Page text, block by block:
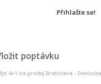
Přihlašte se!
poptávku
4+1 na prodej Bratislava -